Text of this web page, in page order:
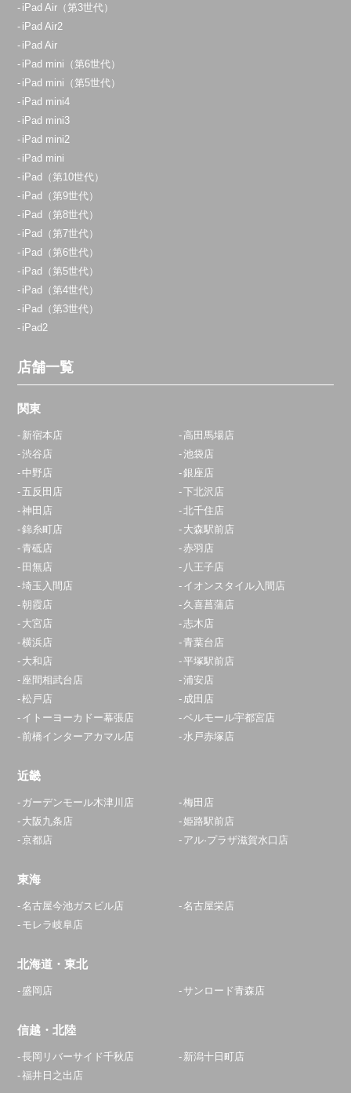
iPad Air（第3世代）
iPad Air2
iPad Air
iPad mini（第6世代）
iPad mini（第5世代）
iPad mini4
iPad mini3
iPad mini2
iPad mini
iPad（第10世代）
iPad（第9世代）
iPad（第8世代）
iPad（第7世代）
iPad（第6世代）
iPad（第5世代）
iPad（第4世代）
iPad（第3世代）
iPad2
店舗一覧
関東
新宿本店
高田馬場店
渋谷店
池袋店
中野店
銀座店
五反田店
下北沢店
神田店
北千住店
錦糸町店
大森駅前店
青砥店
赤羽店
田無店
八王子店
埼玉入間店
イオンスタイル入間店
朝霞店
久喜菖蒲店
大宮店
志木店
横浜店
青葉台店
大和店
平塚駅前店
座間相武台店
浦安店
松戸店
成田店
イトーヨーカドー幕張店
ベルモール宇都宮店
前橋インターアカマル店
水戸赤塚店
近畿
ガーデンモール木津川店
梅田店
大阪九条店
姫路駅前店
京都店
アル·プラザ滋賀水口店
東海
名古屋今池ガスビル店
名古屋栄店
モレラ岐阜店
北海道・東北
盛岡店 サンロード青森店
信越・北陸
長岡リバーサイド千秋店
新潟十日町店
福井日之出店